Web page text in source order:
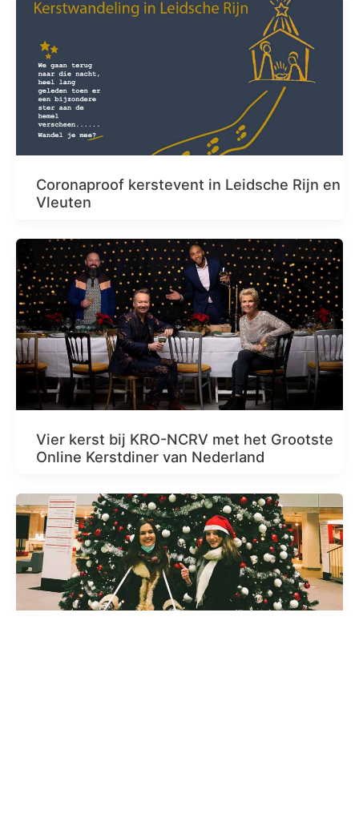
Coronaproof kerstevent in Leidsche Rijn en
Vleuten
Vier kerst bij KRO-NCRV met het Grootste
Online Kerstdiner van Nederland